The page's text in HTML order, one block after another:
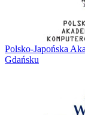
Polsko-Japońska
Gdańsku